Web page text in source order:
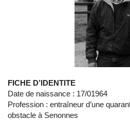
FICHE D’IDENTITE
Date de naissance : 17/01964
Profession : entraîneur d’une
obstacle à Senonnes